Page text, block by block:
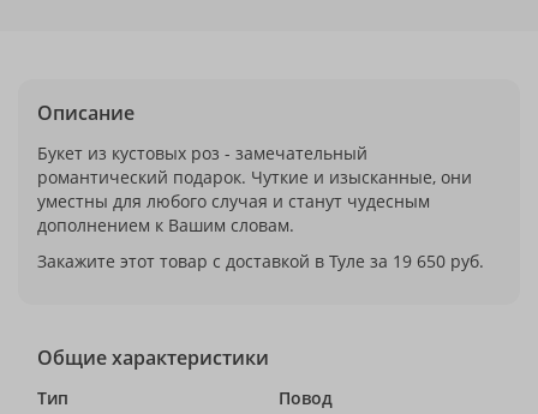
Описание
Букет из кустовых роз - замечательный
романтический подарок. Чуткие и изысканные, они
уместны для любого случая и станут чудесным
дополнением к Вашим словам.
Закажите этот товар с доставкой в Туле за 19 650 руб.
Общие характеристики
Тип
Повод